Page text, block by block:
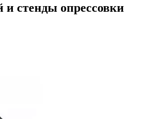
стенды опрессовки